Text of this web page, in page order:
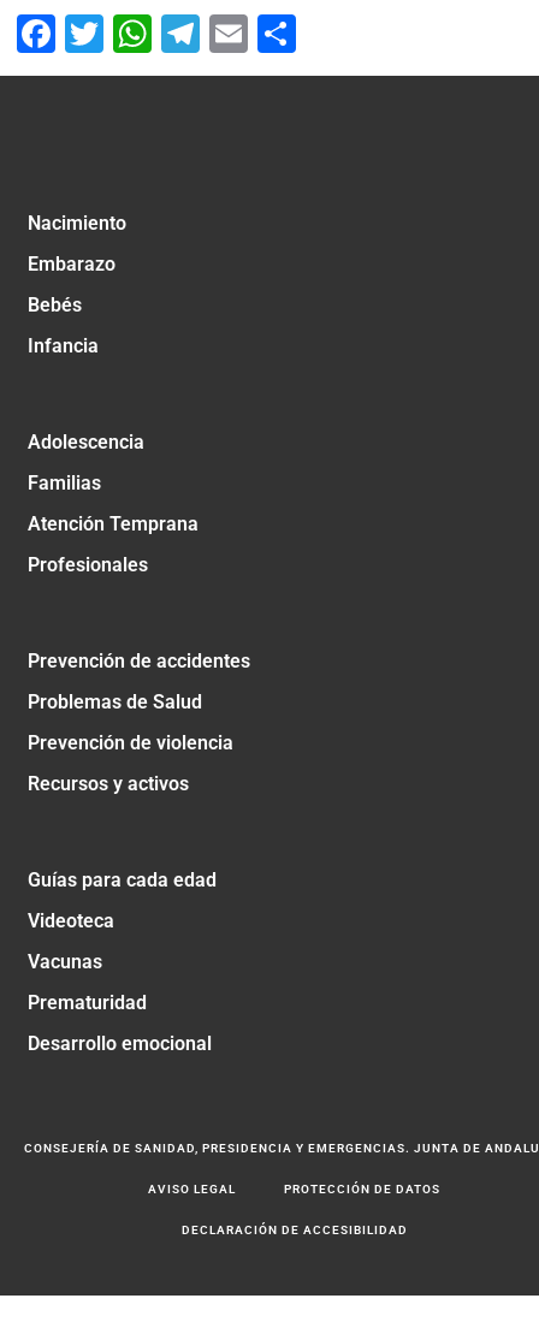
Facebook
Twitter
WhatsApp
Telegram
Email
Nacimiento
Embarazo
Bebés
Infancia
Adolescencia
Familias
Atención Temprana
Profesionales
Prevención de accidentes
Problemas de Salud
Prevención de violencia
Recursos y activos
Guías para cada edad
Videoteca
Vacunas
Prematuridad
Desarrollo emocional
CONSEJERÍA DE SANIDAD, PRESIDENCIA Y EMERGENCIAS. JUNTA DE
AVISO LEGAL PROTECCIÓN DE DATOS
DECLARACIÓN DE ACCESIBILIDAD